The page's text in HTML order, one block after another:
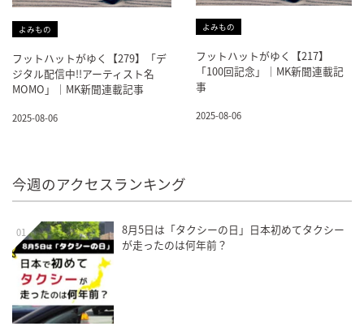
よみもの
フットハットがゆく【279】「デ
ジタル配信中!!アーティスト名
MOMO」｜MK新聞連載記事
2025-08-06
よみもの
フットハットがゆく【217】
「100回記念」｜MK新聞連載記
事
2025-08-06
今週のアクセスランキング
01
8月5日は「タクシーの日」日本初めてタクシー
が走ったのは何年前？